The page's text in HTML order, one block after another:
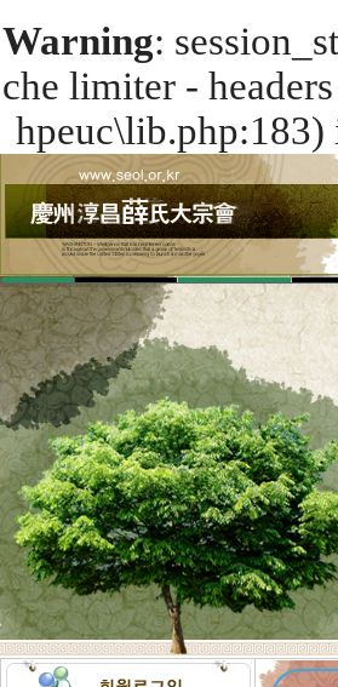
Warning:
che limiter -
hpeuc\lib.php:183)